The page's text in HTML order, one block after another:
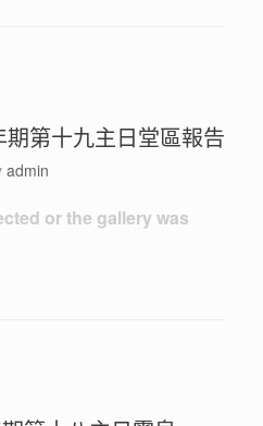
第十九主日堂區報告
admin
or the gallery was